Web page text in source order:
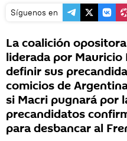
Síguenos en
La coalición
liderada por Mauricio
definir sus
comicios de
si Macri pugnará por
precandidatos
para desbancar al